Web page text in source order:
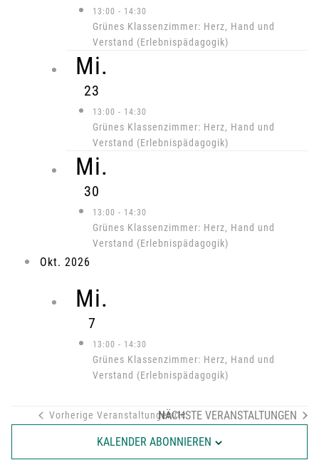
13:00 - 14:30
Grünes Klassenzimmer: Herz, Hand und
Verstand (Erlebnispädagogik)
Mi.
23
13:00 - 14:30
Grünes Klassenzimmer: Herz, Hand und
Verstand (Erlebnispädagogik)
Mi.
30
13:00 - 14:30
Grünes Klassenzimmer: Herz, Hand und
Verstand (Erlebnispädagogik)
Okt. 2026
Mi.
7
13:00 - 14:30
Grünes Klassenzimmer: Herz, Hand und
Verstand (Erlebnispädagogik)
Vorherige VeranstaltungenHeute
NÄCHSTE VERANSTALTUNGEN
KALENDER ABONNIEREN